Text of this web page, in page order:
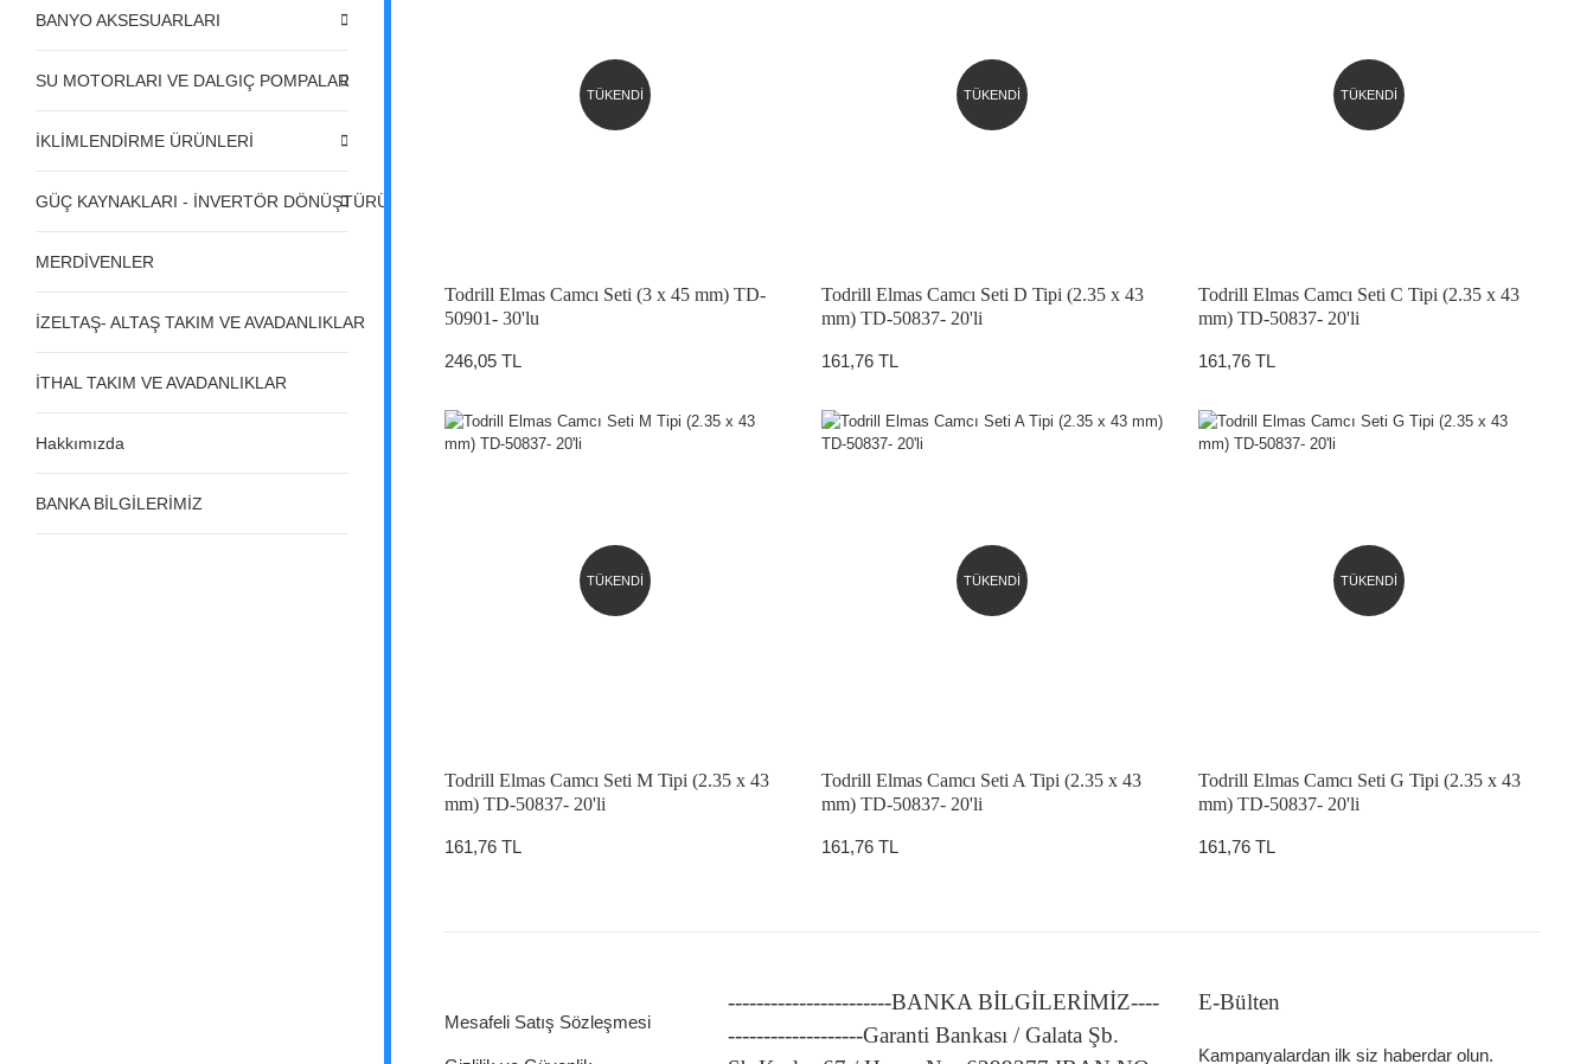
BANYO AKSESUARLARI
SU MOTORLARI VE DALGIÇ POMPALAR
İKLİMLENDİRME ÜRÜNLERİ
GÜÇ KAYNAKLARI - İNVERTÖR DÖNÜŞTÜRÜCÜLER - REGÜLATÖRLER
MERDİVENLER
İZELTAŞ- ALTAŞ TAKIM VE AVADANLIKLAR
İTHAL TAKIM VE AVADANLIKLAR
Hakkımızda
BANKA BİLGİLERİMİZ
TÜKENDİ
Todrill Elmas Camcı Seti (3 x 45 mm) TD-
50901- 30'lu
246,05 TL
TÜKENDİ
Todrill Elmas Camcı Seti D Tipi (2.35 x 43
mm) TD-50837- 20'li
161,76 TL
TÜKENDİ
Todrill Elmas Camcı Seti C Tipi (2.35 x 43
mm) TD-50837- 20'li
161,76 TL
TÜKENDİ
Todrill Elmas Camcı Seti M Tipi (2.35 x 43
mm) TD-50837- 20'li
161,76 TL
TÜKENDİ
Todrill Elmas Camcı Seti A Tipi (2.35 x 43
mm) TD-50837- 20'li
161,76 TL
TÜKENDİ
Todrill Elmas Camcı Seti G Tipi (2.35 x 43
mm) TD-50837- 20'li
161,76 TL
Mesafeli Satış Sözleşmesi
-----------------------BANKA BİLGİLERİMİZ----
-------------------Garanti Bankası / Galata Şb.
E-Bülten
Kampanyalardan ilk siz haberdar olun.